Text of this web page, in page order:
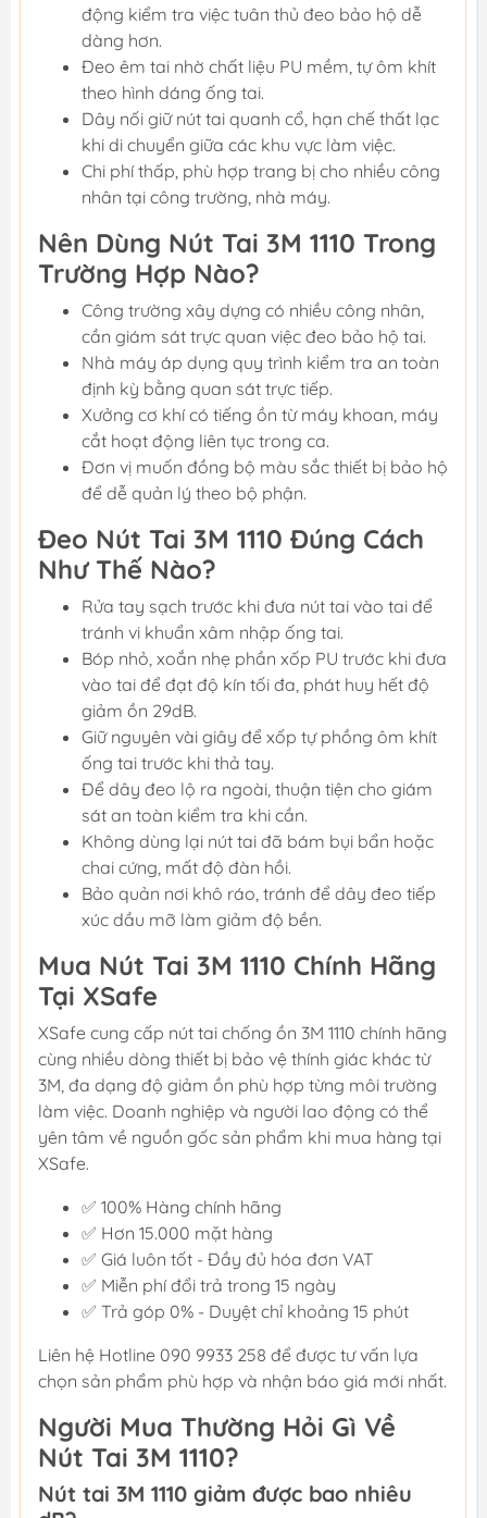
động kiểm tra việc tuân thủ đeo bảo hộ dễ
dàng hơn.
Đeo êm tai nhờ chất liệu PU mềm, tự ôm khít
theo hình dáng ống tai.
Dây nối giữ nút tai quanh cổ, hạn chế thất lạc
khi di chuyển giữa các khu vực làm việc.
Chi phí thấp, phù hợp trang bị cho nhiều công
nhân tại công trường, nhà máy.
Nên Dùng Nút Tai 3M 1110 Trong
Trường Hợp Nào?
Công trường xây dựng có nhiều công nhân,
cần giám sát trực quan việc đeo bảo hộ tai.
Nhà máy áp dụng quy trình kiểm tra an toàn
định kỳ bằng quan sát trực tiếp.
Xưởng cơ khí có tiếng ồn từ máy khoan, máy
cắt hoạt động liên tục trong ca.
Đơn vị muốn đồng bộ màu sắc thiết bị bảo hộ
để dễ quản lý theo bộ phận.
Đeo Nút Tai 3M 1110 Đúng Cách
Như Thế Nào?
Rửa tay sạch trước khi đưa nút tai vào tai để
tránh vi khuẩn xâm nhập ống tai.
Bóp nhỏ, xoắn nhẹ phần xốp PU trước khi đưa
vào tai để đạt độ kín tối đa, phát huy hết độ
giảm ồn 29dB.
Giữ nguyên vài giây để xốp tự phồng ôm khít
ống tai trước khi thả tay.
Để dây đeo lộ ra ngoài, thuận tiện cho giám
sát an toàn kiểm tra khi cần.
Không dùng lại nút tai đã bám bụi bẩn hoặc
chai cứng, mất độ đàn hồi.
Bảo quản nơi khô ráo, tránh để dây đeo tiếp
xúc dầu mỡ làm giảm độ bền.
Mua Nút Tai 3M 1110 Chính Hãng
Tại XSafe
XSafe cung cấp nút tai chống ồn 3M 1110 chính hãng
cùng nhiều dòng thiết bị bảo vệ thính giác khác từ
3M, đa dạng độ giảm ồn phù hợp từng môi trường
làm việc. Doanh nghiệp và người lao động có thể
yên tâm về nguồn gốc sản phẩm khi mua hàng tại
XSafe.
✅ 100% Hàng chính hãng
✅ Hơn 15.000 mặt hàng
✅ Giá luôn tốt - Đầy đủ hóa đơn VAT
✅ Miễn phí đổi trả trong 15 ngày
✅ Trả góp 0% - Duyệt chỉ khoảng 15 phút
Liên hệ Hotline 090 9933 258 để được tư vấn lựa
chọn sản phẩm phù hợp và nhận báo giá mới nhất.
Người Mua Thường Hỏi Gì Về
Nút Tai 3M 1110?
Nút tai 3M 1110 giảm được bao nhiêu